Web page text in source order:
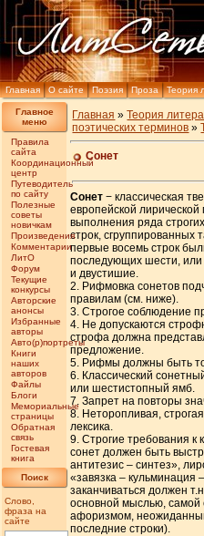
Главная О сайте Поэзия Проза Теория
Главное
меню
Правила
сайта
Координационный
центр
Путеводитель
по сайту
Полезные
советы
новичкам
Произведения
Комментарии
ЛитО
Форум
Текущие
конкурсы
Авторские
анонсы
Избранные
авторы
Авто(р)портреты
Книги
наших
авторов
Файлы
Блоги
Мемориальные
страницы
Обратная
связь
Гостевая
книга
Поиск
Слово,
фраза на
сайте
Главная »Теория
поэтических терминов »
Сонет
Сонет − классическая
европейской
выполнения ряда
строк, сгруппированных
первые восемь строк
последующих шести,
и двустишие.
2. Рифмовка сонетов
правилам (см. ниже).
3. Строгое соблюдение
4. Не допускаются
строфа должна
предложение.
5. Рифмы должны быть
6. Классический
или шестистопный ямб.
7. Запрет на повторы
8. Неторопливая,
лексика.
9. Строгие требования к
сонет должен быть
антитезис – синтез»,
«завязка – кульминация
заканчиваться должен
основной мыслью, самой
афоризмом,
последние строки).